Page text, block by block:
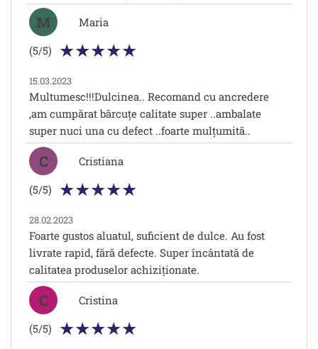
M
Maria
(5/5)
15.03.2023
Multumesc!!!Dulcinea.. Recomand cu ancredere
,am cumpărat bărcuțe calitate super ..ambalate
super nuci una cu defect ..foarte mulțumită..
C
Cristiana
(5/5)
28.02.2023
Foarte gustos aluatul, suficient de dulce. Au fost
livrate rapid, fără defecte. Super încântată de
calitatea produselor achiziționate.
C
Cristina
(5/5)